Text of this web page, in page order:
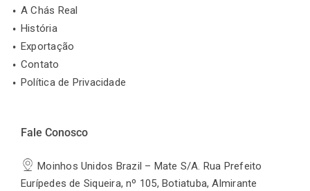
A Chás Real
História
Exportação
Contato
Política de Privacidade
Fale Conosco
Moinhos Unidos Brazil – Mate S/A. Rua Prefeito
Eurípedes de Siqueira, nº 105, Botiatuba, Almirante